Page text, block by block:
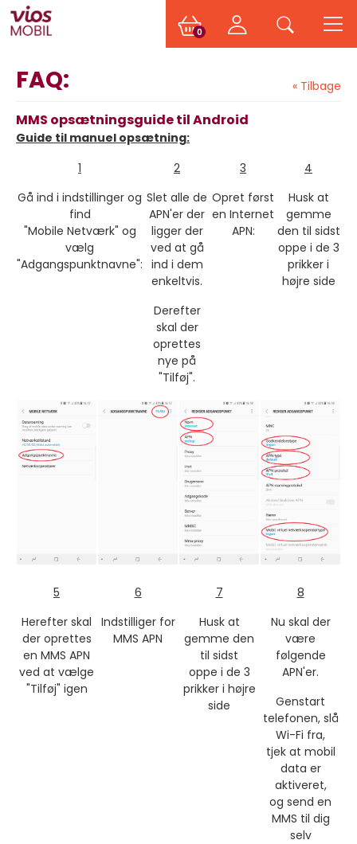
0
FAQ: « Tilbage
MMS opsætningsguide til Android
Guide til manuel opsætning:
1
Gå ind i indstillinger og
find
"Mobile Netværk" og
vælg
"Adgangspunktnavne":
2
Slet alle de
APN'er der
ligger der
ved at gå
ind i dem
enkeltvis.
Derefter
skal der
oprettes
nye på
"Tilføj".
3
Opret først
en Internet
APN:
4
Husk at
gemme
den til sidst
oppe i de 3
prikker i
højre side
5
Herefter skal
der oprettes
en MMS APN
ved at vælge
"Tilføj" igen
6
Indstilliger for
MMS APN
7
Husk at
gemme den
til sidst
oppe i de 3
prikker i højre
side
8
Nu skal der
være
følgende
APN'er.
Genstart
telefonen, slå
Wi-Fi fra,
tjek at mobil
data er
aktiveret,
og send en
MMS til dig
selv